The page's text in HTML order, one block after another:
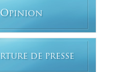
OPINION
DE PRESSE